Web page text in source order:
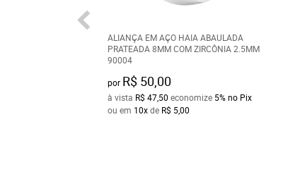
ALIANÇA EM AÇO HAIA ABAULADA
PRATEADA 8MM COM ZIRCÔNIA 2.5MM
90004
por R$ 50,00
à vista R$ 47,50 economize 5%no Pix
ou em 10xde R$ 5,00